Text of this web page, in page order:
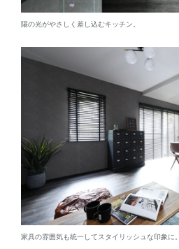
陽の光がやさしく差し込むキッチン。
家具の雰囲気も統一してスタイリッシュな印象に。